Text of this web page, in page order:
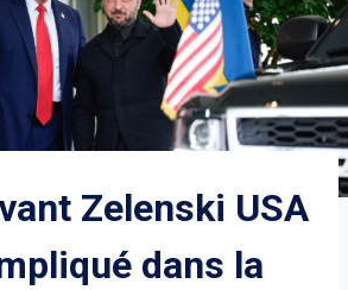
Zelenski USA
dans la